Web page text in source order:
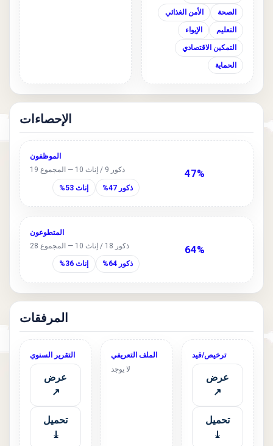
الصحة الأمن الغذائي
التعليم الإيواء
التمكين الاقتصادي
الحماية
الإحصاءات
47%
الموظفون
ذكور 9 / إناث 10 — المجموع 19
ذكور 47% إناث 53%
64%
المتطوعون
ذكور 18 / إناث 10 — المجموع 28
ذكور 64% إناث 36%
المرفقات
ترخيص/قيد
عرض
↗
تحميل
⤓
الملف التعريفي
لا يوجد
التقرير السنوي
عرض
↗
تحميل
⤓